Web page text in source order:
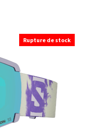
Rupture de stock